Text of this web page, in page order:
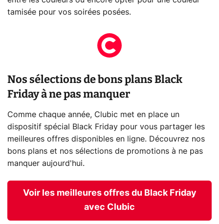
tamisée pour vos soirées posées.
Nos sélections de bons plans Black
Friday à ne pas manquer
Comme chaque année, Clubic met en place un
dispositif spécial Black Friday pour vous partager les
meilleures offres disponibles en ligne. Découvrez nos
bons plans et nos sélections de promotions à ne pas
manquer aujourd'hui.
Voir les meilleures offres du Black Friday
avec Clubic